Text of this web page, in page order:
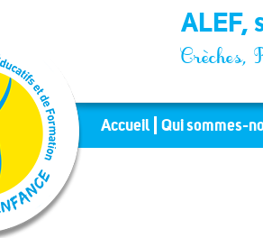
ALEF,
Crèches,
Accueil Qui sommes-